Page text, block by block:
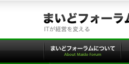
文
へ
の
リ
ン
ク